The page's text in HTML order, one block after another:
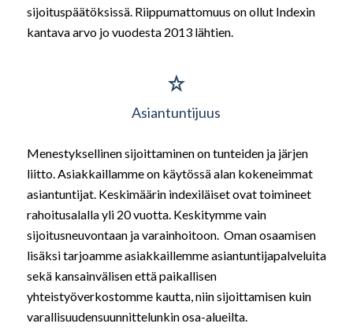
sijoituspäätöksissä. Riippumattomuus on ollut Indexin
kantava arvo jo vuodesta 2013 lähtien.
Asiantuntijuus
Menestyksellinen sijoittaminen on tunteiden ja järjen
liitto. Asiakkaillamme on käytössä alan kokeneimmat
asiantuntijat. Keskimäärin indexiläiset ovat toimineet
rahoitusalalla yli 20 vuotta. Keskitymme vain
sijoitusneuvontaan ja varainhoitoon. Oman osaamisen
lisäksi tarjoamme asiakkaillemme asiantuntijapalveluita
sekä kansainvälisen että paikallisen
yhteistyöverkostomme kautta, niin sijoittamisen kuin
varallisuudensuunnittelunkin osa-alueilta.